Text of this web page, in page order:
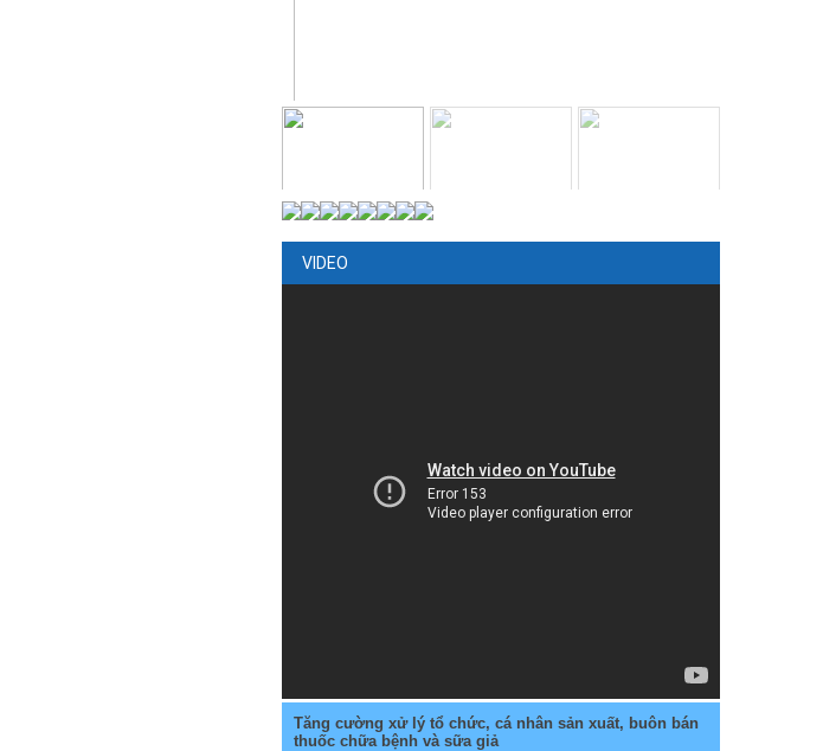
VIDEO
Tăng cường xử lý tổ chức, cá nhân sản xuất, buôn bán
thuốc chữa bệnh và sữa giả